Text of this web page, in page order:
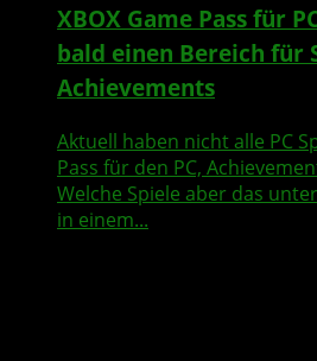
XBOX Game Pass für
bald einen Bereich für
Achievements
Aktuell haben nicht alle PC
Pass für den PC,
Welche Spiele aber das
in einem...